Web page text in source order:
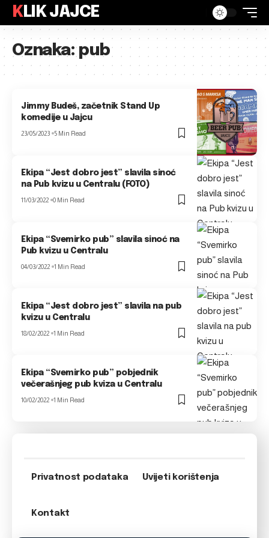
KLIK JAJCE
Oznaka:pub
Jimmy Budeš, začetnik Stand Up
komedije u Jajcu
23/05/2023 5 Min Read
Ekipa “Jest dobro jest” slavila sinoć
na Pub kvizu u Centralu (FOTO)
11/03/2022 0 Min Read
Ekipa “Svemirko pub” slavila sinoć na
Pub kvizu u Centralu
04/03/2022 1 Min Read
Ekipa “Jest dobro jest” slavila na pub
kvizu u Centralu
18/02/2022 1 Min Read
Ekipa “Svemirko pub” pobjednik
večerašnjeg pub kviza u Centralu
10/02/2022 1 Min Read
Privatnost podataka Uvijeti korištenja
Kontakt